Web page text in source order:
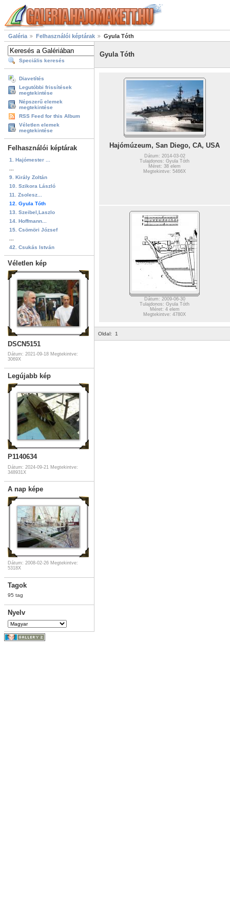
Galéria Felhasználói képtárak Gyula Tóth
Speciális keresés
Diavetítés
Legutóbbi frissítések
megtekintése
Népszerű elemek
megtekintése
RSS Feed for this Album
Véletlen elemek
megtekintése
Felhasználói képtárak
1. Hajómester ...
9. Király Zoltán
10. Szikora László
11. Zsolesz...
12. Gyula Tóth
13. Szeibel,Laszlo
14. Hoffmann...
15. Csömöri József
42. Csukás István
Véletlen kép
DSCN5151
Dátum: 2021-09-18 Megtekintve:
3069X
Legújabb kép
P1140634
Dátum: 2024-09-21 Megtekintve:
348931X
A nap képe
Dátum: 2008-02-26 Megtekintve:
5318X
Tagok
95 tag
Nyelv
Gyula Tóth
Hajómúzeum, San Diego, CA, USA
Dátum: 2014-03-02
Tulajdonos: Gyula Tóth
Méret: 38 elem
Megtekintve: 5466X
Dátum: 2009-06-30
Tulajdonos: Gyula Tóth
Méret: 4 elem
Megtekintve: 4780X
Oldal: 1